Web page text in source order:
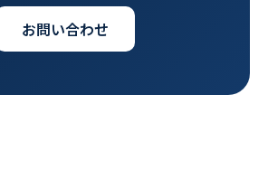
お問い合わせ